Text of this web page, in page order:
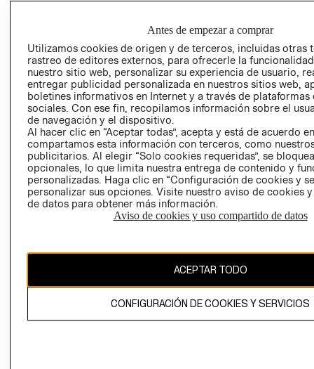
AVISO DE
COOKIES
LIBRO DE
Ecuador ($)
CAMBIAR REGIÓN
El contenido de esta página web está protegido por copyright y es
propiedad de H&M Hennes & Mauritz AB.
Antes de empezar a comprar
Utilizamos cookies de origen y de terceros, incluidas otras
rastreo de editores externos, para ofrecerle la
nuestro sitio web, personalizar su experiencia de usuario,
entregar publicidad personalizada en nuestros sitios web,
boletines informativos en Internet y a través de plataformas
sociales. Con ese fin, recopilamos información sobre el
de navegación y el dispositivo.
Al hacer clic en “Aceptar todas”, acepta y está de acuerdo
compartamos esta información con terceros, como
publicitarios. Al elegir “Solo cookies requeridas”, se
opcionales, lo que limita nuestra entrega de contenido y
personalizadas. Haga clic en “Configuración de cookies y
personalizar sus opciones. Visite nuestro aviso de cookies
de datos para obtener más información.
Aviso de cookies y uso compartido de datos
ACEPTAR TODO
CONFIGURACIÓN DE COOKIES Y SERVICIOS